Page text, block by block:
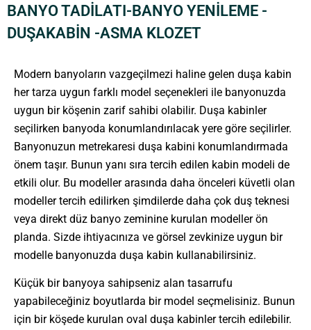
BANYO TADİLATI-BANYO YENİLEME -
DUŞAKABİN -ASMA KLOZET
Modern banyoların vazgeçilmezi haline gelen duşa kabin
her tarza uygun farklı model seçenekleri ile banyonuzda
uygun bir köşenin zarif sahibi olabilir. Duşa kabinler
seçilirken banyoda konumlandırılacak yere göre seçilirler.
Banyonuzun metrekaresi duşa kabini konumlandırmada
önem taşır. Bunun yanı sıra tercih edilen kabin modeli de
etkili olur. Bu modeller arasında daha önceleri küvetli olan
modeller tercih edilirken şimdilerde daha çok duş teknesi
veya direkt düz banyo zeminine kurulan modeller ön
planda. Sizde ihtiyacınıza ve görsel zevkinize uygun bir
modelle banyonuzda duşa kabin kullanabilirsiniz.
Küçük bir banyoya sahipseniz alan tasarrufu
yapabileceğiniz boyutlarda bir model seçmelisiniz. Bunun
için bir köşede kurulan oval duşa kabinler tercih edilebilir.